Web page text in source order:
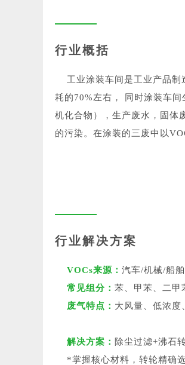
行业概括
工业涂装车间是工业产品
耗的70%左右， 同时涂装车
机化合物），生产废水，固体
的污染。在涂装的三废中以
行业解决方案
VOCs来源： 汽车/机械/船
常见组分： 苯、甲苯、二甲
废气特点： 大风量、低浓度
解决方案： 除尘过滤+沸石
*掌握核心材料，转轮精确